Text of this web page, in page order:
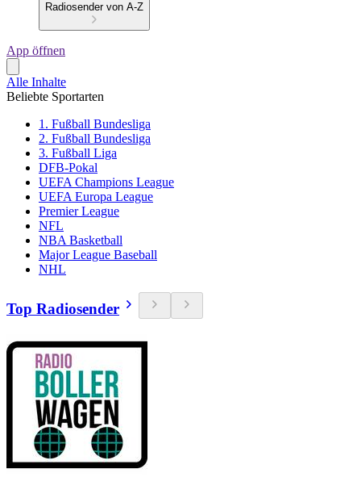
Radiosender von A-Z
App öffnen
Alle Inhalte
Beliebte Sportarten
1. Fußball Bundesliga
2. Fußball Bundesliga
3. Fußball Liga
DFB-Pokal
UEFA Champions League
UEFA Europa League
Premier League
NFL
NBA Basketball
Major League Baseball
NHL
Top Radiosender